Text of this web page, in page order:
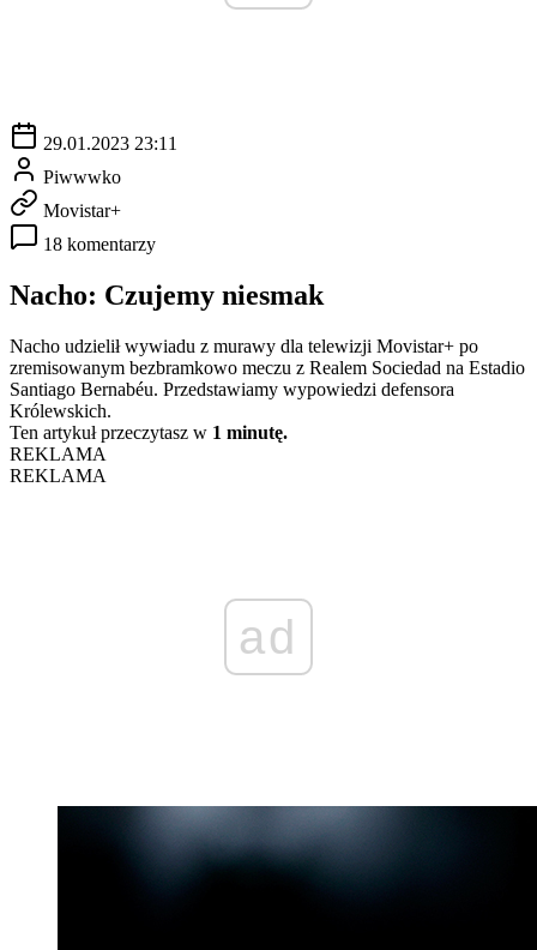
29.01.2023 23:11
Piwwwko
Movistar+
18 komentarzy
Nacho: Czujemy niesmak
Nacho udzielił wywiadu z murawy dla telewizji Movistar+ po
zremisowanym bezbramkowo meczu z Realem Sociedad na Estadio
Santiago Bernabéu. Przedstawiamy wypowiedzi defensora
Królewskich.
Ten artykuł przeczytasz w 1 minutę.
REKLAMA
REKLAMA
ad